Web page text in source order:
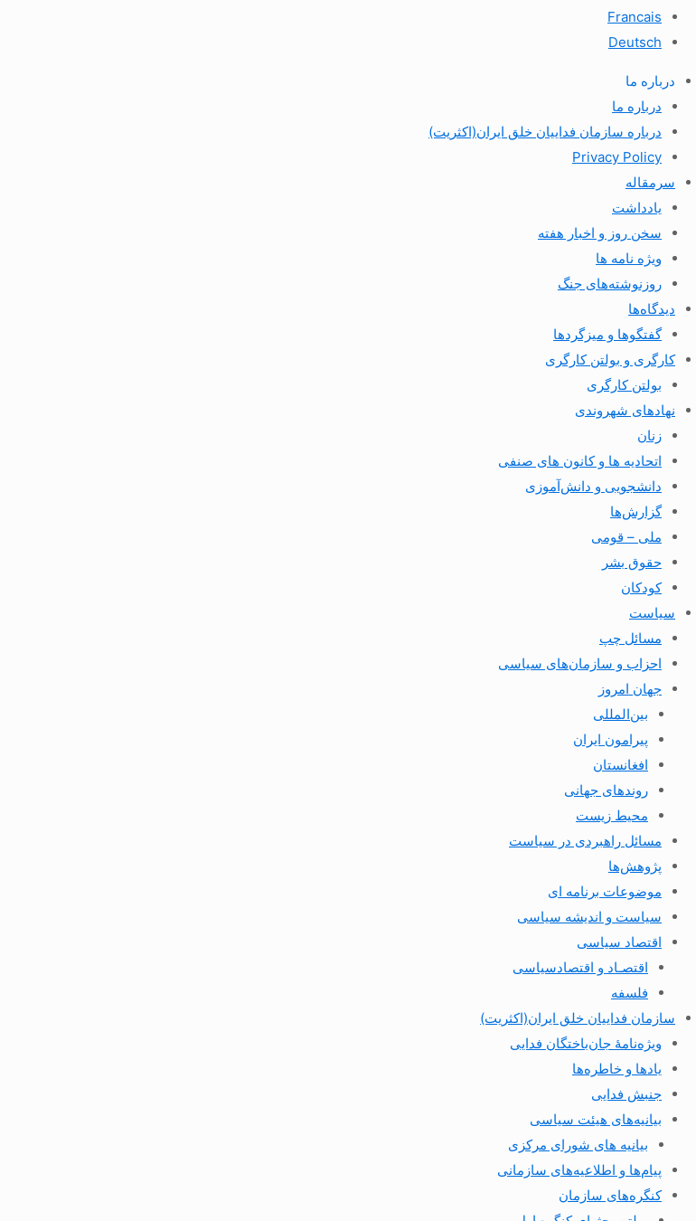
Francais
Deutsch
درباره ما
درباره ما
درباره سازمان فداییان خلق ایران(اکثریت)
Privacy Policy
سرمقاله
یادداشت
سخن روز و اخبار هفته
ویژه نامه ها
روزنوشته‌های جنگ
دیدگاه‌ها
گفتگوها و میزگردها
کارگری و بولتن کارگری
بولتن کارگری
نهادهای شهروندی
زنان
اتحادیه ها و کانون های صنفی
دانشجویی و دانش‌آموزی
گزارش‌ها
ملی – قومی
حقوق بشر
کودکان
سیاست
مسائل چپ
احزاب و سازمان‌های سیاسی
جهان امروز
بین‌المللی
پیرامون ایران
افغانستان
روندهای جهانی
محیط زیست
مسائل راهبردی در سیاست
پژوهش‌ها
موضوعات برنامه ای
سیاست و اندیشه سیاسی
اقتصاد سیاسی
اقتصـاد و اقتصاد‌سیاسی
فلسفه
سازمان فداییان خلق ایران(اکثریت)
ویژه‌نامهٔ جان‌باختگان فدایی
یادها و خاطره‌ها
جنبش فدایی
بیانیه‌های هیئت سیاسی
بیانیه های شورای مرکزی
پیام‌ها و اطلاعیه‌های سازمانی
کنگره‌های سازمان